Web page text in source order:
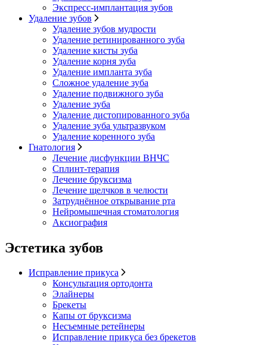
Экспресс-имплантация зубов
Удаление зубов
Удаление зубов мудрости
Удаление ретинированного зуба
Удаление кисты зуба
Удаление корня зуба
Удаление импланта зуба
Сложное удаление зуба
Удаление подвижного зуба
Удаление зуба
Удаление дистопированного зуба
Удаление зуба ультразвуком
Удаление коренного зуба
Гнатология
Лечение дисфункции ВНЧС
Сплинт-терапия
Лечение бруксизма
Лечение щелчков в челюсти
Затруднённое открывание рта
Нейромышечная стоматология
Аксиография
Эстетика зубов
Исправление прикуса
Консультация ортодонта
Элайнеры
Брекеты
Капы от бруксизма
Несъемные ретейнеры
Исправление прикуса без брекетов